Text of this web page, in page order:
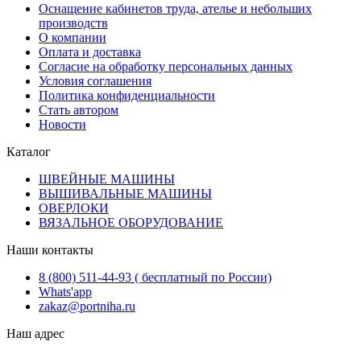
Оснащение кабинетов труда, ателье и небольших
производств
О компании
Оплата и доставка
Согласие на обработку персональных данных
Условия соглашения
Политика конфиденциальности
Стать автором
Новости
Каталог
ШВЕЙНЫЕ МАШИНЫ
ВЫШИВАЛЬНЫЕ МАШИНЫ
ОВЕРЛОКИ
ВЯЗАЛЬНОЕ ОБОРУДОВАНИЕ
Наши контакты
8 (800) 511-44-93 ( бесплатный по России)
Whats'app
zakaz@portniha.ru
Наш адрес